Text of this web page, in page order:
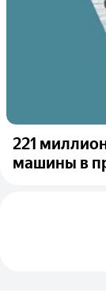
221
машины в